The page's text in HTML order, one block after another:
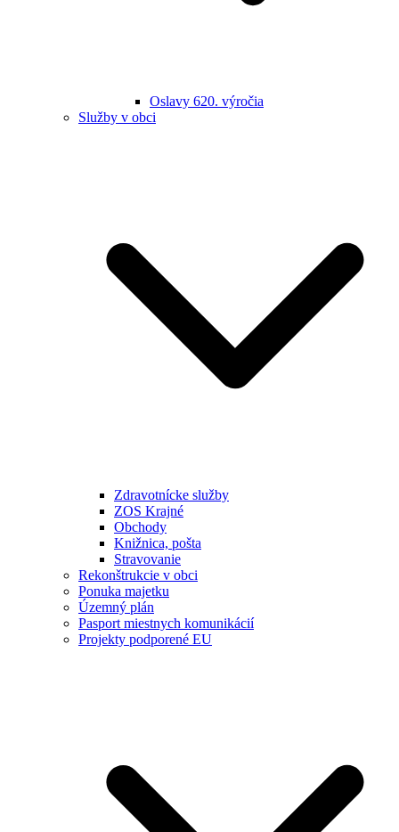
Oslavy 620. výročia
Služby v obci
Zdravotnícke služby
ZOS Krajné
Obchody
Knižnica, pošta
Stravovanie
Rekonštrukcie v obci
Ponuka majetku
Územný plán
Pasport miestnych komunikácií
Projekty podporené EU